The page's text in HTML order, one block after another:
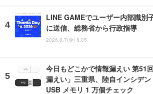
LINE GAMEでユーザー内部識別
に送信、総務省から行政指導
2026.8.7(金) 8:05
今日もどこかで情報漏えい 第51
漏えい」三重県、陸自インシデ
USB メモリ 1 万個チェック